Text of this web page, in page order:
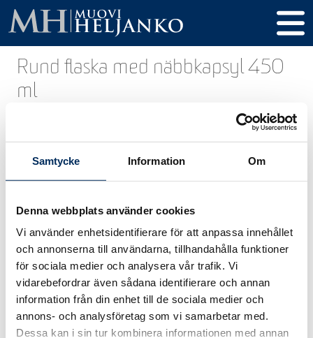
Samtycke Information Om
Denna webbplats använder cookies
Vi använder enhetsidentifierare för att anpassa innehållet
och annonserna till användarna, tillhandahålla funktioner
för sociala medier och analysera vår trafik. Vi
vidarebefordrar även sådana identifierare och annan
information från din enhet till de sociala medier och
annons- och analysföretag som vi samarbetar med.
Dessa kan i sin tur kombinera informationen med annan
Rund flaska med näbbkapsyl 450
ml
näbbkapsyl 450 ml
Produkt
kod
Volym 450 ml
Diameter 66 mm
Gänga /
Kork
32 mm